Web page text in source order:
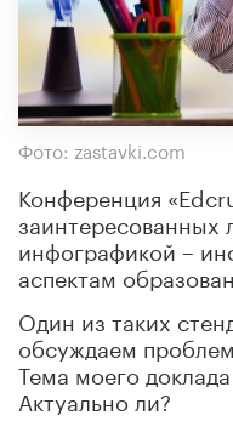
Фото: zastavki.com
Конференция
инфографикой –
аспектам
Один из таких
обсуждаем
Тема моего
Актуально ли?